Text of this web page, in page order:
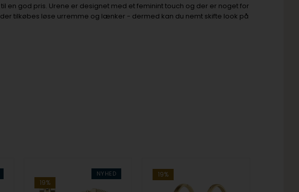
en god pris. Urene er designet med et feminint touch og der er noget for
tilkøbes løse urremme og lænker - dermed kan du nemt skifte look på
NYHED
19%
19%